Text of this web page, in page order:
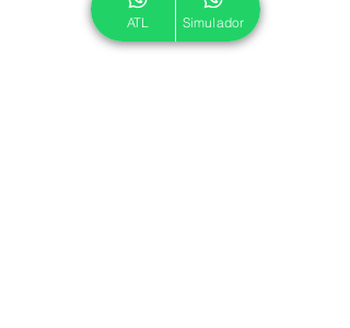
ATL Simulador